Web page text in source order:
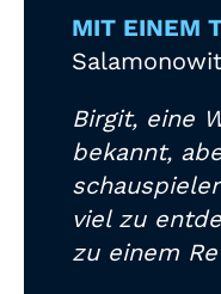
MIT EINEM
Birgit, eine
bekannt,
viel zu
zu einem